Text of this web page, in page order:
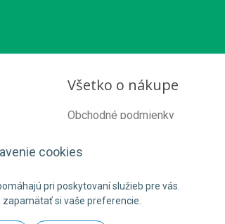
cookies
pri poskytovaní služieb pre vás.
si vaše preferencie.
Všetko o nákupe
Obchodné podmienky